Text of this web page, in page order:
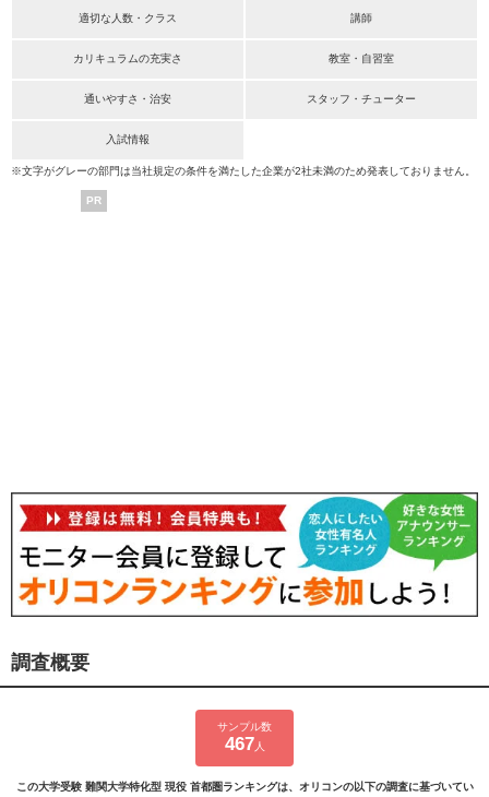
適切な人数・クラス 講師
カリキュラムの充実さ 教室・自習室
通いやすさ・治安 スタッフ・チューター
入試情報
※文字がグレーの部門は当社規定の条件を満たした企業が2社未満のため発表しておりません。
PR
調査概要
サンプル数
467 人
この大学受験 難関大学特化型 現役 首都圏ランキングは、オリコンの以下の調査に基づいてい